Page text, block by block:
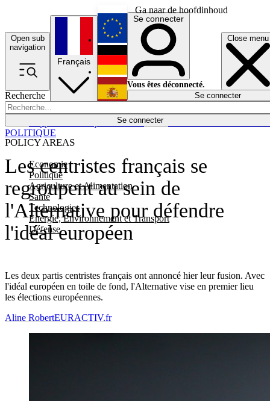
Ga naar de hoofdinhoud
Open sub
navigation
Close menu
Recherche
Se connecter
POLICY AREAS
Economie
Politique
Agriculture et Alimentation
Santé
Technologies
Energie, Environnement et Transport
Défense
Économie
Français
English
Deutsch
Español
Se connecter
Vous êtes déconnecté.
Se connecter
Les centristes français se
regroupent au sein de
l'Alternative pour défendre
l'idéal européen
Les deux partis centristes français ont annoncé hier leur fusion. Avec
l'idéal européen en toile de fond, l'Alternative vise en premier lieu
les élections européennes.
POLITIQUE
Aline RobertEURACTIV.fr